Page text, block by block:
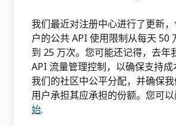
我们最近对注册中心进行了更新
户的公共 API 使用限制从每天 50
到 25 万次。您可能还记得，去年
API 流量管理控制，以确保支持成
我们的社区中公平分配，并确保
用户承担其应承担的份额。您可
始.